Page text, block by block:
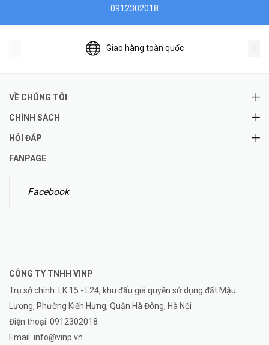
0912302018
Giao hàng toàn quốc
VỀ CHÚNG TÔI
CHÍNH SÁCH
HỎI ĐÁP
FANPAGE
Facebook
CÔNG TY TNHH VINP
Trụ sở chính: LK 15 - L24, khu đấu giá quyền sử dụng đất Mậu
Lương, Phường Kiến Hưng, Quận Hà Đông, Hà Nội
Điện thoại: 0912302018
Email: info@vinp.vn